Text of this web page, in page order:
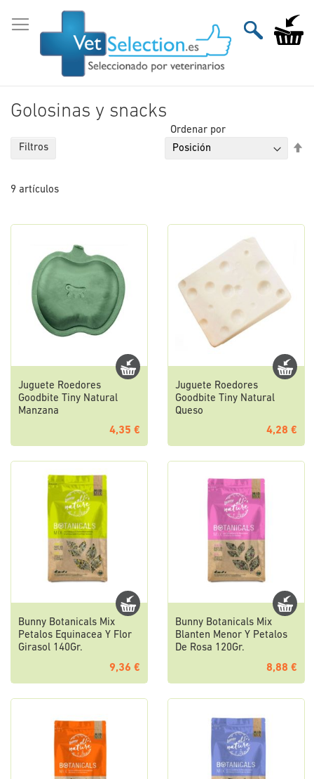
al
contenido
Mi
Golosinas y snacks
9 artículos
Ordenar por
Juguete Roedores
Goodbite Tiny Natural
Manzana
4,35 €
Juguete Roedores
Goodbite Tiny Natural
Queso
4,28 €
Bunny Botanicals Mix
Petalos Equinacea Y Flor
Girasol 140Gr.
9,36 €
Bunny Botanicals Mix
Blanten Menor Y Petalos
De Rosa 120Gr.
8,88 €
Filtros